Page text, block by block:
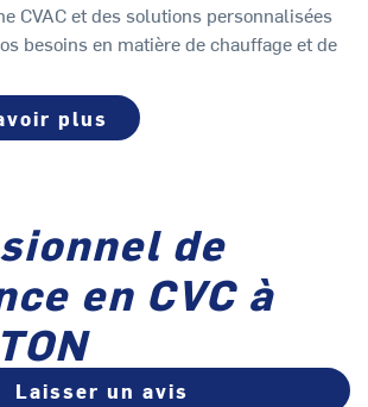
CVAC et des solutions personnalisées
besoins en matière de chauffage et de
plus
de
en CVC à
Laisser un avis